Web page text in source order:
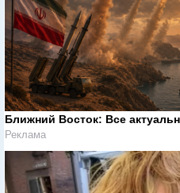
Ближний Восток: Все
Реклама